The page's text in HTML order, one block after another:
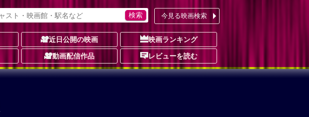
今見る映画検索
近日公開の映画 映画ランキング
動画配信作品 レビューを読む